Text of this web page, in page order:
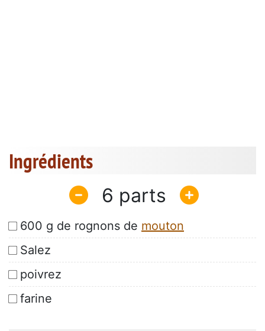
Ingrédients
6
600 g de rognons de mouton
Salez
poivrez
farine